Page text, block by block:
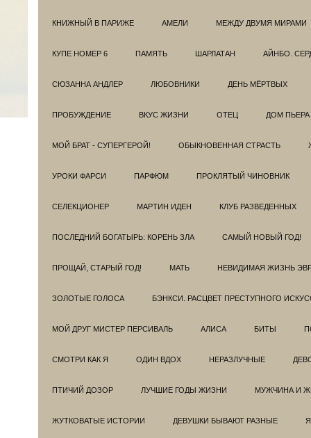
КНИЖНЫЙ В ПАРИЖЕ АМЕЛИ МЕЖДУ ДВУМЯ МИРАМИ
КУПЕ НОМЕР 6 ПАМЯТЬ ШАРЛАТАН АЙНБО.
СЮЗАННА АНДЛЕР ЛЮБОВНИКИ ДЕНЬ МЁРТВЫХ
ПРОБУЖДЕНИЕ ВКУС ЖИЗНИ ОТЕЦ ДОМ ПЬЕРА
МОЙ БРАТ - СУПЕРГЕРОЙ! ОБЫКНОВЕННАЯ СТРАСТЬ
УРОКИ ФАРСИ ПАРФЮМ ПРОКЛЯТЫЙ ЧИНОВНИК
СЕЛЕКЦИОНЕР МАРТИН ИДЕН КЛУБ РАЗВЕДEННЫХ
ПОСЛЕДНИЙ БОГАТЫРЬ: КОРЕНЬ ЗЛА САМЫЙ НОВЫЙ ГОД!
ПРОЩАЙ, СТАРЫЙ ГОД! МАТЬ НЕВИДИМАЯ ЖИЗНЬ
ЗОЛОТЫЕ ГОЛОСА БЭНКСИ. РАСЦВЕТ ПРЕСТУПНОГО
МОЙ ДРУГ МИСТЕР ПЕРСИВАЛЬ АЛИСА БИТЫ
СМОТРИ КАК Я ОДИН ВДОХ НЕРАЗЛУЧНЫЕ
ПТИЧИЙ ДОЗОР ЛУЧШИЕ ГОДЫ ЖИЗНИ МУЖЧИНА И
ЖУТКОВАТЫЕ ИСТОРИИ ДЕВУШКИ БЫВАЮТ РАЗНЫЕ